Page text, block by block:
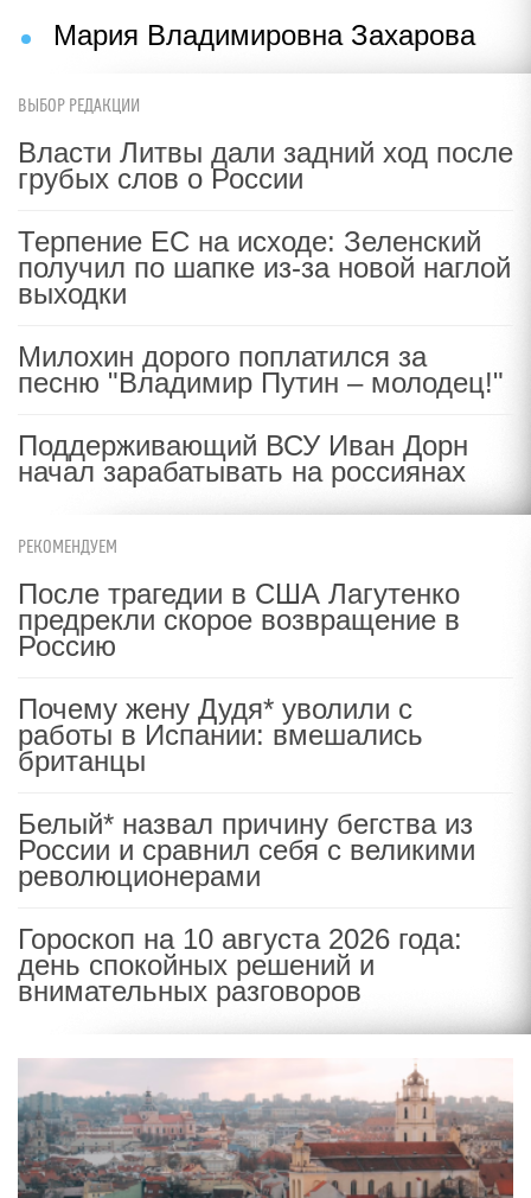
Мария Владимировна Захарова
ВЫБОР РЕДАКЦИИ
Власти Литвы дали задний ход после
грубых слов о России
Терпение ЕС на исходе: Зеленский
получил по шапке из-за новой наглой
выходки
Милохин дорого поплатился за
песню "Владимир Путин – молодец!"
Поддерживающий ВСУ Иван Дорн
начал зарабатывать на россиянах
РЕКОМЕНДУЕМ
После трагедии в США Лагутенко
предрекли скорое возвращение в
Россию
Почему жену Дудя* уволили с
работы в Испании: вмешались
британцы
Белый* назвал причину бегства из
России и сравнил себя с великими
революционерами
Гороскоп на 10 августа 2026 года:
день спокойных решений и
внимательных разговоров